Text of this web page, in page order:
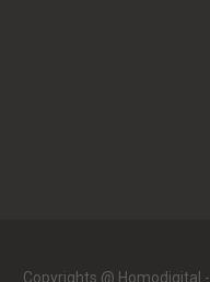
Copyrights @ Homodigital -